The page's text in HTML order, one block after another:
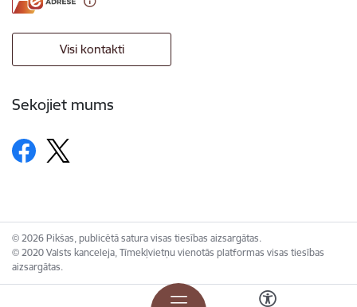
Visi kontakti
Sekojiet mums
© 2026 Pikšas, publicētā satura visas tiesības aizsargātas.
© 2020 Valsts kanceleja, Tīmekļvietņu vienotās platformas visas tiesības
aizsargātas.